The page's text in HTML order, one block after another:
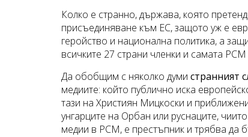
Колко е странно, държава, която
присъединяване към ЕС, защото уж е
геройство и национална политика, а
всичките 27 страни членки и самата
Да обобщим с няколко думистранният
медиите: който публично иска
тази на Християн Мицкоски и
унгарците на Орбан или руснаците,
медии в РСМ, е престъпник и трябва да